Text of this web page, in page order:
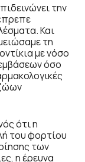
την
Και
τη
με νόσο
όσο
ότι η
του φορτίου
των
η έρευνα